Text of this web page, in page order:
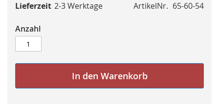
ArtikelNr. 65-60-54
Lieferzeit 2-3 Werktage
Anzahl
In den Warenkorb